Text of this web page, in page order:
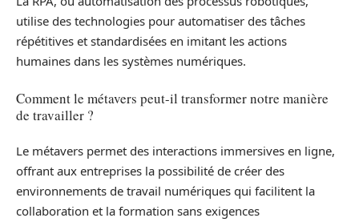
utilise des technologies pour automatiser des tâches
répétitives et standardisées en imitant les actions
humaines dans les systèmes numériques.
Comment le métavers peut-il transformer notre manière
de travailler ?
Le métavers permet des interactions immersives en ligne,
offrant aux entreprises la possibilité de créer des
environnements de travail numériques qui facilitent la
collaboration et la formation sans exigences